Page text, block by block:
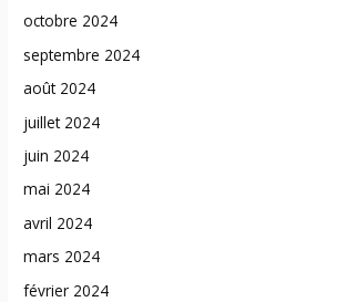
octobre 2024
septembre 2024
août 2024
juillet 2024
juin 2024
mai 2024
avril 2024
mars 2024
février 2024